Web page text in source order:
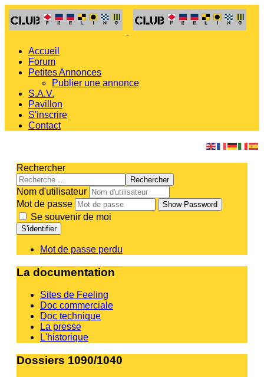
Accueil
Forum
Petites Annonces
Publier une annonce
S.A.V.
Pavillon
S'inscrire
Contact
Rechercher
Rechercher
Nom d'utilisateur
Mot de passe
Show Password
Se souvenir de moi
S'identifier
Mot de passe perdu
La documentation
Sites de Feeling
Doc commerciale
Doc technique
La presse
L'historique
Dossiers 1090/1040